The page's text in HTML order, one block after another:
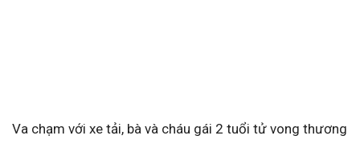
Va chạm với xe tải, bà và cháu gái 2 tuổi tử vong thương